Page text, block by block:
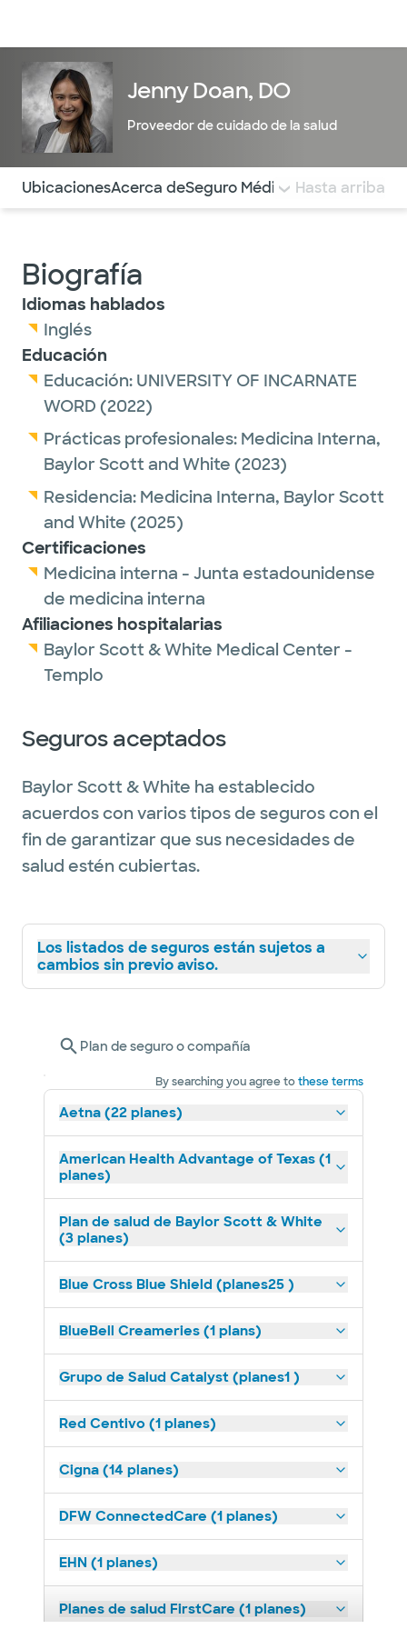
Jenny Doan, DO
Proveedor de cuidado de la salud
Utilice esta navegación para saltar rápidamente a
UbicacionesAcerca deSeguro Médico COMENTARIOS
Hasta arriba
Biografía
Idiomas hablados
Inglés
Educación
Educación: UNIVERSITY OF INCARNATE
WORD (2022)
Prácticas profesionales: Medicina Interna,
Baylor Scott and White (2023)
Residencia: Medicina Interna, Baylor Scott
and White (2025)
Certificaciones
Medicina interna - Junta estadounidense
de medicina interna
Afiliaciones hospitalarias
Baylor Scott & White Medical Center -
Templo
Seguros aceptados
Baylor Scott & White ha establecido
acuerdos con varios tipos de seguros con el
fin de garantizar que sus necesidades de
salud estén cubiertas.
Los listados de seguros están sujetos a
cambios sin previo aviso.
Plan de seguro o compañía
By searching you agree tothese terms
Aetna (22 planes)
American Health Advantage of Texas (1
planes)
Plan de salud de Baylor Scott & White
(3 planes)
Blue Cross Blue Shield (planes25 )
BlueBell Creameries (1 plans)
Grupo de Salud Catalyst (planes1 )
Red Centivo (1 planes)
Cigna (14 planes)
DFW ConnectedCare (1 planes)
EHN (1 planes)
Planes de salud FirstCare (1 planes)